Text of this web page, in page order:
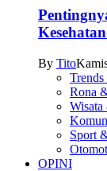
By Tito
Rona
Sport
OPINI